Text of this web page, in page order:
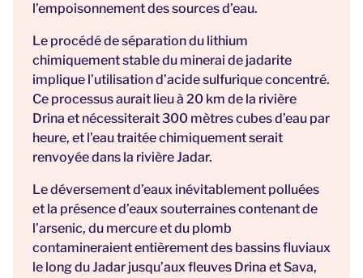
l’empoisonnement des sources d’eau.
Le procédé de séparation du lithium
chimiquement stable du minerai de jadarite
implique l’utilisation d’acide sulfurique concentré.
Ce processus aurait lieu à 20 km de la rivière
Drina et nécessiterait 300 mètres cubes d’eau par
heure, et l’eau traitée chimiquement serait
renvoyée dans la rivière Jadar.
Le déversement d’eaux inévitablement polluées
et la présence d’eaux souterraines contenant de
l’arsenic, du mercure et du plomb
contamineraient entièrement des bassins fluviaux
le long du Jadar jusqu’aux fleuves Drina et Sava,